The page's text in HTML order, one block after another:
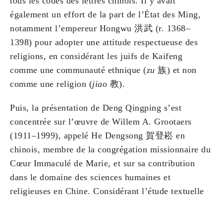
également un effort de la part de l’État des Ming,
notamment l’empereur Hongwu 洪武 (r. 1368–
1398) pour adopter une attitude respectueuse des
religions, en considérant les juifs de Kaifeng
comme une communauté ethnique (zu 族) et non
comme une religion (jiao 教).
Puis, la présentation de Deng Qingping s’est
concentrée sur l’œuvre de Willem A. Grootaers
(1911–1999), appelé He Dengsong 賀登崧 en
chinois, membre de la congrégation missionnaire du
Cœur Immaculé de Marie, et sur sa contribution
dans le domaine des sciences humaines et
religieuses en Chine. Considérant l’étude textuelle